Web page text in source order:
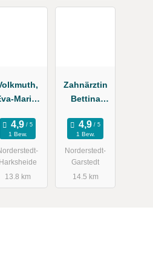
Maria;
Dres.
e
ftspraxis
1 Bew.
Harksheide
13.8 km
Zahnärztin
Bettina
Zahnarzt
1 Bew.
Norderstedt-
Garstedt
14.5 km